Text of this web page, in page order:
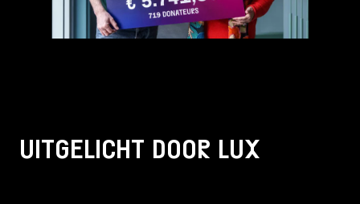
UITGELICHT DOOR LUX